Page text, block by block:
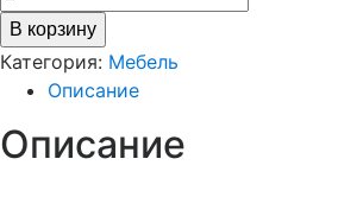
В корзину
Категория: Мебель
Описание
Описание